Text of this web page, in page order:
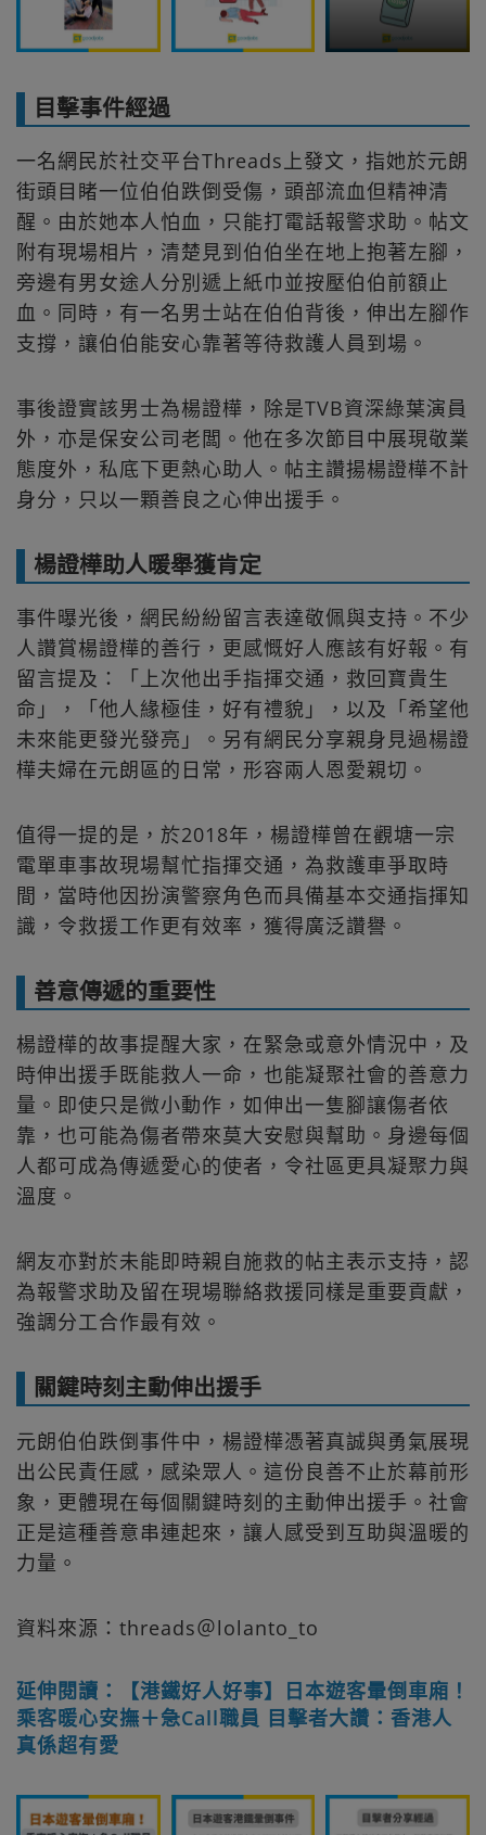
目擊事件經過
一名網民於社交平台Threads上發文，指她於元朗
街頭目睹一位伯伯跌倒受傷，頭部流血但精神清
醒。由於她本人怕血，只能打電話報警求助。帖文
附有現場相片，清楚見到伯伯坐在地上抱著左腳，
旁邊有男女途人分別遞上紙巾並按壓伯伯前額止
血。同時，有一名男士站在伯伯背後，伸出左腳作
支撐，讓伯伯能安心靠著等待救護人員到場。
事後證實該男士為楊證樺，除是TVB資深綠葉演員
外，亦是保安公司老闆。他在多次節目中展現敬業
態度外，私底下更熱心助人。帖主讚揚楊證樺不計
身分，只以一顆善良之心伸出援手。
楊證樺助人暖舉獲肯定
事件曝光後，網民紛紛留言表達敬佩與支持。不少
人讚賞楊證樺的善行，更感慨好人應該有好報。有
留言提及：「上次他出手指揮交通，救回寶貴生
命」，「他人緣極佳，好有禮貌」，以及「希望他
未來能更發光發亮」。另有網民分享親身見過楊證
樺夫婦在元朗區的日常，形容兩人恩愛親切。
值得一提的是，於2018年，楊證樺曾在觀塘一宗
電單車事故現場幫忙指揮交通，為救護車爭取時
間，當時他因扮演警察角色而具備基本交通指揮知
識，令救援工作更有效率，獲得廣泛讚譽。
善意傳遞的重要性
楊證樺的故事提醒大家，在緊急或意外情況中，及
時伸出援手既能救人一命，也能凝聚社會的善意力
量。即使只是微小動作，如伸出一隻腳讓傷者依
靠，也可能為傷者帶來莫大安慰與幫助。身邊每個
人都可成為傳遞愛心的使者，令社區更具凝聚力與
溫度。
網友亦對於未能即時親自施救的帖主表示支持，認
為報警求助及留在現場聯絡救援同樣是重要貢獻，
強調分工合作最有效。
關鍵時刻主動伸出援手
元朗伯伯跌倒事件中，楊證樺憑著真誠與勇氣展現
出公民責任感，感染眾人。這份良善不止於幕前形
象，更體現在每個關鍵時刻的主動伸出援手。社會
正是這種善意串連起來，讓人感受到互助與溫暖的
力量。
資料來源：threads＠lolanto_to
延伸閱讀：【港鐵好人好事】日本遊客暈倒車廂！
乘客暖心安撫＋急Call職員 目擊者大讚：香港人
真係超有愛